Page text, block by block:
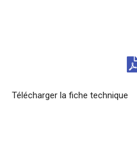
Télécharger la fiche technique